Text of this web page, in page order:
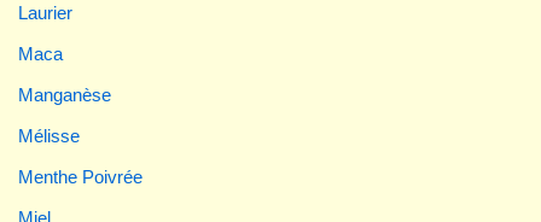
Laurier
Maca
Manganèse
Mélisse
Menthe Poivrée
Miel